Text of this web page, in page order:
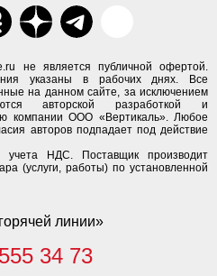
не является публичной офертой.
указаны в рабочих днях. Все
на данном сайте, за исключением
авторской разработкой и
компании ООО «Вертикаль». Любое
авторов подпадает под действие
учета НДС. Поставщик производит
(услуги, работы) по установленной
линии»
34 73